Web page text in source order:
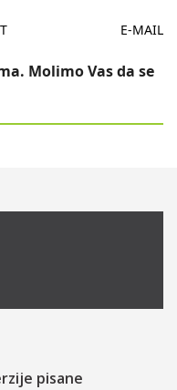
E-MAIL
Molimo Vas da se
pisane